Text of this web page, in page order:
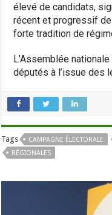
élevé de candidats,
récent et progressif
forte tradition de
L’Assemblée
députés à l’issue des
Tags CAMPAGNE ÉLECTORALE
RÉGIONALES